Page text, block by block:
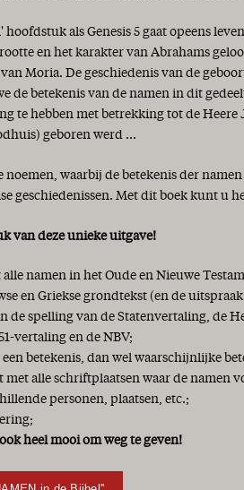
hoofdstuk als Genesis 5 gaat opeens
en het karakter van Abrahams
Moria. De geschiedenis van de
de betekenis van de namen in dit
te hebben met betrekking tot de Heere
geboren werd ...
noemen, waarbij de betekenis der
geschiedenissen. Met dit boek kunt u
van deze unieke uitgave!
namen in het Oude en Nieuwe
en Griekse grondtekst (en de
de spelling van de Statenvertaling, de
vertaling en de NBV;
betekenis, dan wel waarschijnlijke
met alle schriftplaatsen waar de namen
personen, plaatsen, etc.;
heel mooi om weg te geven!